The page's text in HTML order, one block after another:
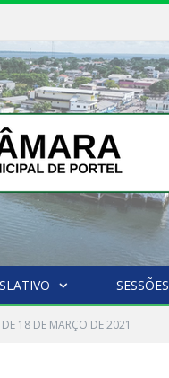
SESSÕES
18 DE MARÇO DE 2021